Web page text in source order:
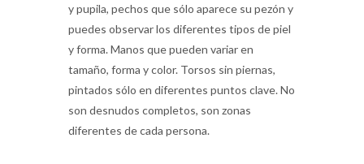
y pupila, pechos que sólo aparece su pezón y
puedes observar los diferentes tipos de piel
y forma. Manos que pueden variar en
tamaño, forma y color. Torsos sin piernas,
pintados sólo en diferentes puntos clave. No
son desnudos completos, son zonas
diferentes de cada persona.